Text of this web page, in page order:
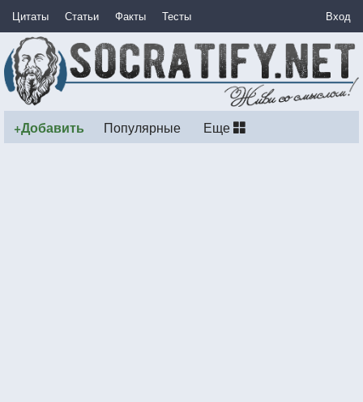
Цитаты Статьи Факты Тесты Вход
+Добавить Популярные Еще